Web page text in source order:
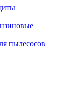
пылесосов